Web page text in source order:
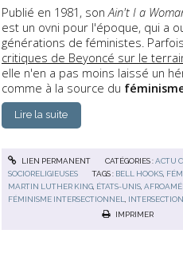
Publié en 1981, sonAin't I a
est un ovni pour l'époque, qui a
générations de féministes.
critiques de Beyoncé sur le
elle n'en a pas moins laissé un
comme à la source du
Lire la suite
LIEN PERMANENT CATÉGORIES :ACTU
SOCIORELIGIEUSES
TAGS : BELL HOOKS
MARTIN LUTHER KING ÉTATS-UNIS ,
FÉMINISME INTERSECTIONNEL
IMPRIMER